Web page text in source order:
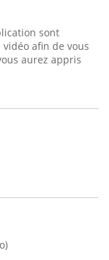
sont
afin de vous
aurez appris